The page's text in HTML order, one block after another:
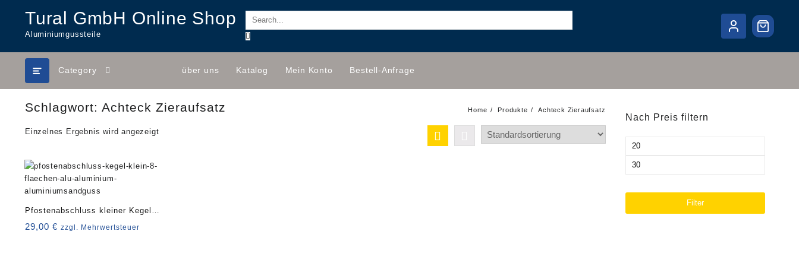
content
Tural GmbH Online Shop
Aluminiumgussteile
Category über uns Katalog Mein Konto Bestell-Anfrage
Schlagwort: Achteck Zieraufsatz Home Produkte Achteck Zieraufsatz
Einzelnes Ergebnis wird angezeigt
Pfostenabschluss kleiner Kegel 8
Flächen Art. 4233
29,00 € zzgl. Mehrwertsteuer
Nach Preis filtern
Min.
Max.
Filter